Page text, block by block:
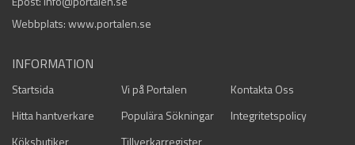
Webbplats: www.portalen.se
INFORMATION
Startsida Vi på Portalen
Kontakta Oss
Hitta hantverkare
Populära Sökningar
Integritetspolicy
Köksbutiker
Tillverkarregister